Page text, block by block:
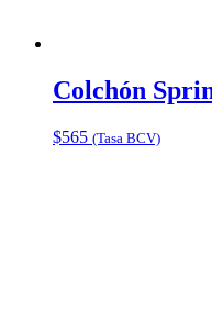
Colchón
$565 (Tasa BCV)